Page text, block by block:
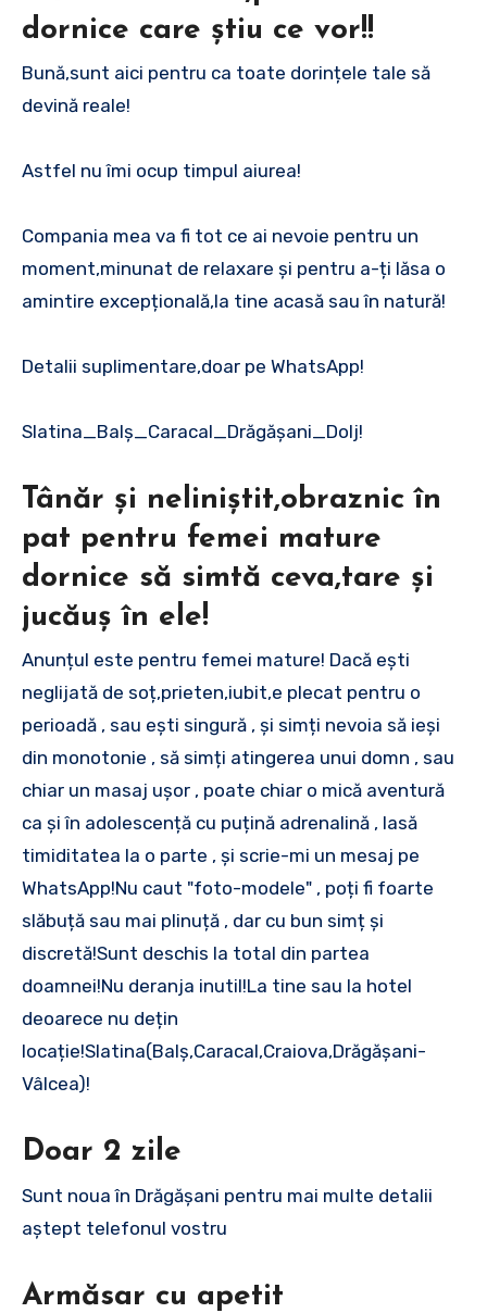
dornice care știu ce vor!!
Bună,sunt aici pentru ca toate dorințele tale să
devină reale!
Astfel nu îmi ocup timpul aiurea!
Compania mea va fi tot ce ai nevoie pentru un
moment,minunat de relaxare și pentru a-ți lăsa o
amintire excepțională,la tine acasă sau în natură!
Detalii suplimentare,doar pe WhatsApp!
Slatina_Balș_Caracal_Drăgășani_Dolj!
Tânăr și neliniștit,obraznic în
pat pentru femei mature
dornice să simtă ceva,tare și
jucăuș în ele!
Anunțul este pentru femei mature! Dacă ești
neglijată de soț,prieten,iubit,e plecat pentru o
perioadă , sau ești singură , și simți nevoia să ieși
din monotonie , să simți atingerea unui domn , sau
chiar un masaj ușor , poate chiar o mică aventură
ca și în adolescență cu puțină adrenalină , lasă
timiditatea la o parte , și scrie-mi un mesaj pe
WhatsApp!Nu caut "foto-modele" , poți fi foarte
slăbuță sau mai plinuță , dar cu bun simț și
discretă!Sunt deschis la total din partea
doamnei!Nu deranja inutil!La tine sau la hotel
deoarece nu dețin
locație!Slatina(Balș,Caracal,Craiova,Drăgășani-
Vâlcea)!
Doar 2 zile
Sunt noua în Drăgășani pentru mai multe detalii
aștept telefonul vostru
Armăsar cu apetit